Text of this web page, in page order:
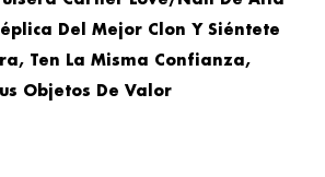
Del Mejor Clon Y Siéntete
Ten La Misma Confianza,
Objetos De Valor